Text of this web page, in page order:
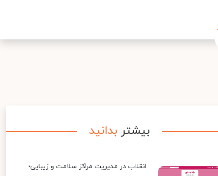
بیشتر بدانید
انقلاب در مدیریت مراکز سلامت و زیبایی؛